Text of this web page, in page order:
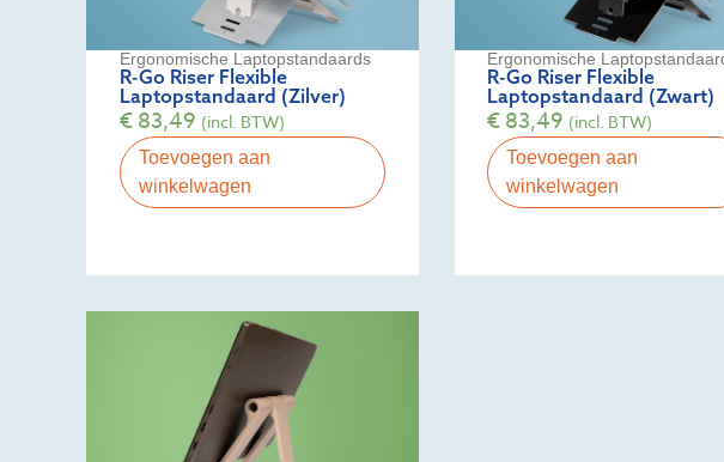
Ergonomische Laptopstandaards
R-Go Riser Flexible
Laptopstandaard (Zilver)
€83,49 (incl. BTW)
Toevoegen aan
winkelwagen
Ergonomische
R-Go Riser Flexible
Laptopstandaard (Zwart)
€83,49 (incl. BTW)
Toevoegen aan
winkelwagen